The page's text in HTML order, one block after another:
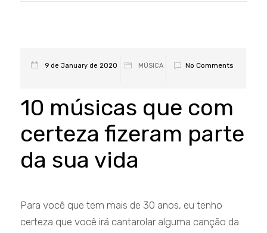
9 de January de 2020 MÚSICA No Comments
10 músicas que com
certeza fizeram parte
da sua vida
Para você que tem mais de 30 anos, eu tenho
certeza que você irá cantarolar alguma canção da